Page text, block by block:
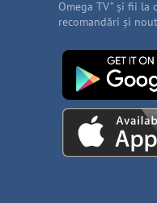
Omega TV” și fii la
recomandări și